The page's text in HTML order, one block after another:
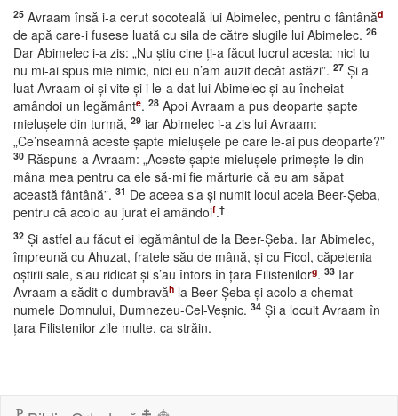
25 Avraam însă i-a cerut socoteală lui Abimelec, pentru o fântânăd
de apă care-i fusese luată cu sila de către slugile lui Abimelec. 26
Dar Abimelec i-a zis: „Nu ştiu cine ţi-a făcut lucrul acesta: nici tu
nu mi-ai spus mie nimic, nici eu n’am auzit decât astăzi”. 27 Şi a
luat Avraam oi şi vite şi i le-a dat lui Abimelec şi au încheiat
amândoi un legământe. 28 Apoi Avraam a pus deoparte şapte
mieluşele din turmă, 29 iar Abimelec i-a zis lui Avraam:
„Ce’nseamnă aceste şapte mieluşele pe care le-ai pus deoparte?”
30 Răspuns-a Avraam: „Aceste şapte mieluşele primeşte-le din
mâna mea pentru ca ele să-mi fie mărturie că eu am săpat
această fântână”. 31 De aceea s’a şi numit locul acela Beer-Şeba,
pentru că acolo au jurat ei amândoif.†
32 Şi astfel au făcut ei legământul de la Beer-Şeba. Iar Abimelec,
împreună cu Ahuzat, fratele său de mână, şi cu Ficol, căpetenia
oştirii sale, s’au ridicat şi s’au întors în ţara Filistenilorg. 33 Iar
Avraam a sădit o dumbravăh la Beer-Şeba şi acolo a chemat
numele Domnului, Dumnezeu-Cel-Veşnic. 34 Şi a locuit Avraam în
ţara Filistenilor zile multe, ca străin.